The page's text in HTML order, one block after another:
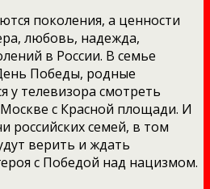
поколения, а ценности
любовь, надежда,
в России. В семье
Победы, родные
у телевизора смотреть
с Красной площади. И
российских семей, в том
верить и ждать
с Победой над нацизмом.